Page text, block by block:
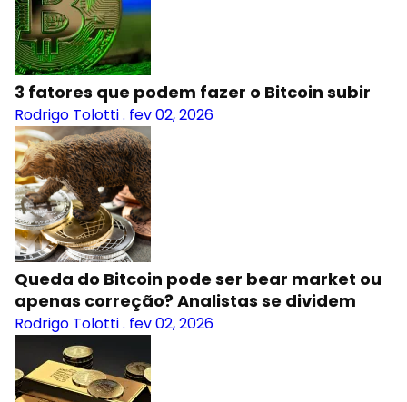
3 fatores que podem fazer o Bitcoin subir
Rodrigo Tolotti. fev 02, 2026
Queda do Bitcoin pode ser bear market ou
apenas correção? Analistas se dividem
Rodrigo Tolotti. fev 02, 2026